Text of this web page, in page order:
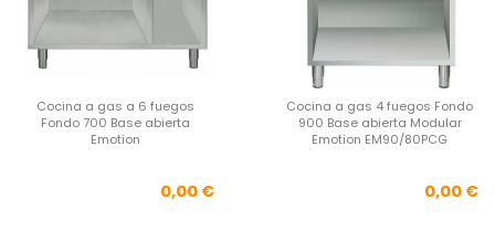
Cocina a gas a 6 fuegos
Fondo 700 Base abierta
Emotion
Precio
0,00 €
Cocina a gas 4 fuegos Fondo
900 Base abierta Modular
Emotion EM90/80PCG
0,00 €